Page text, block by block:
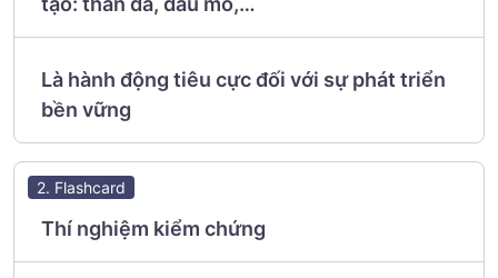
Là hành động tiêu cực đối với sự phát triển
bền vững
2. Flashcard
Thí nghiệm kiểm chứng